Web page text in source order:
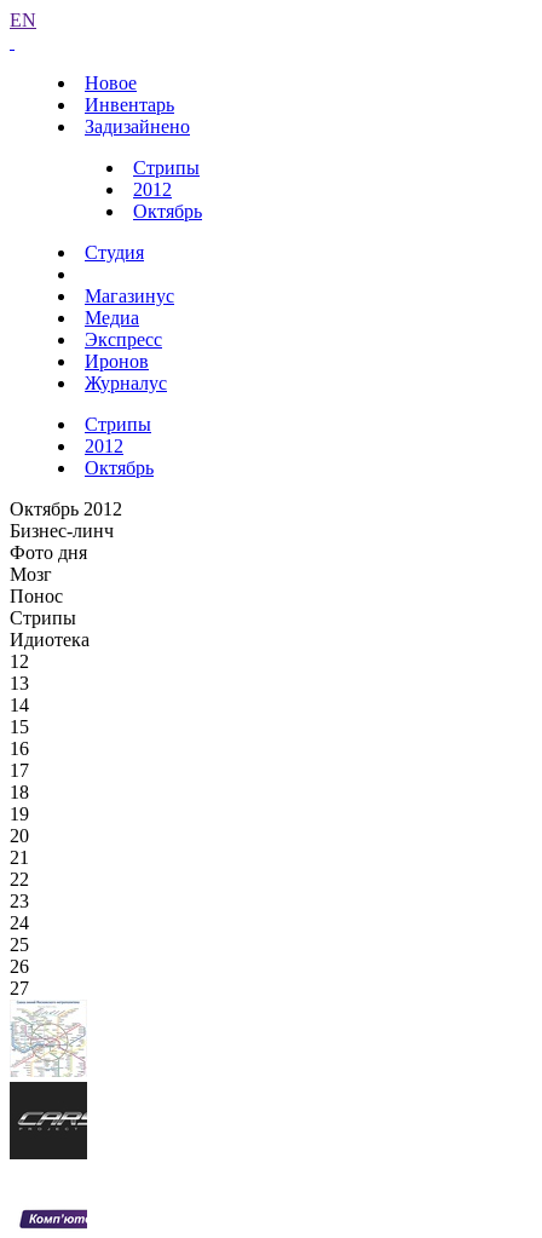
EN
Новое
Инвентарь
Задизайнено
Стрипы
2012
Октябрь
Студия
Магазинус
Медиа
Экспресс
Иронов
Журналус
Стрипы
2012
Октябрь
Октябрь 2012
Бизнес-линч
Фото дня
Мозг
Понос
Стрипы
Идиотека
12
13
14
15
16
17
18
19
20
21
22
23
24
25
26
27